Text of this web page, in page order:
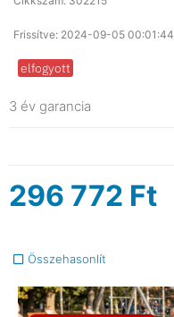
Frissítve: 2024-09-05 00:01:44
elfogyott
3 év garancia
296 772 Ft
Összehasonlít